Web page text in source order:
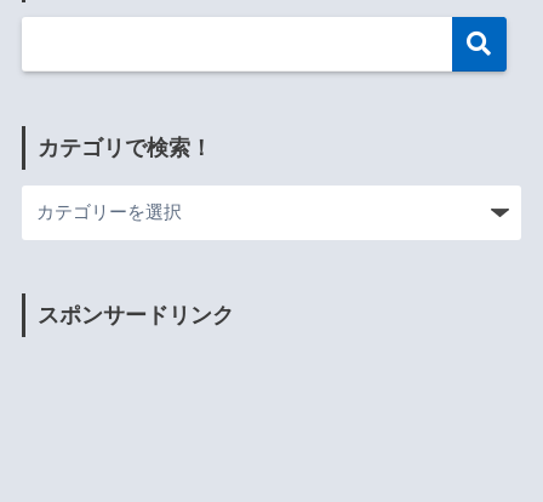
カテゴリで検索！
スポンサードリンク